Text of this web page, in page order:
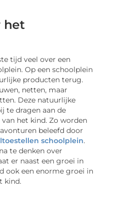
het
tijd veel over een
Op een schoolplein
producten terug.
netten, maar
Deze natuurlijke
te dragen aan de
het kind. Zo worden
beleefd door
schoolplein.
te denken over
er naast een groei in
ook een enorme groei in
kind.